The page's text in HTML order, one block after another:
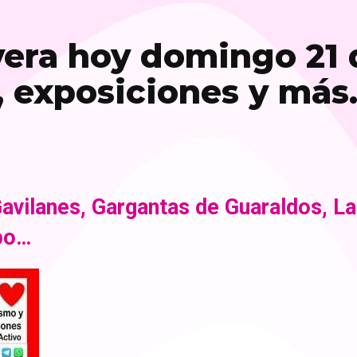
hoy domingo 21
exposiciones y
Gargantas de Guaraldos,